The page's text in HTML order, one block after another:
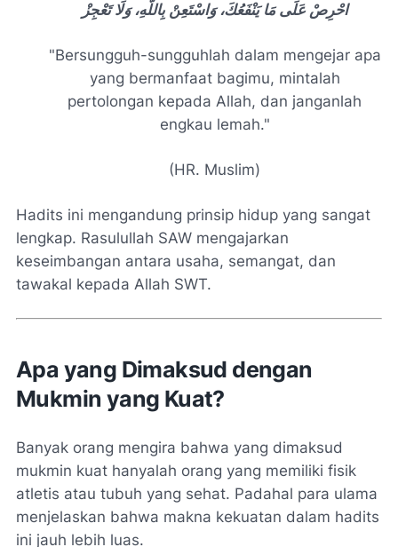
احْرِصْ عَلَى مَا يَنْفَعُكَ، وَاسْتَعِنْ بِاللَّهِ، وَلَا تَعْجِزْ
"Bersungguh-sungguhlah dalam mengejar apa
yang bermanfaat bagimu, mintalah
pertolongan kepada Allah, dan janganlah
engkau lemah."
(HR. Muslim)
Hadits ini mengandung prinsip hidup yang sangat
lengkap. Rasulullah SAW mengajarkan
keseimbangan antara usaha, semangat, dan
tawakal kepada Allah SWT.
Apa yang Dimaksud dengan
Mukmin yang Kuat?
Banyak orang mengira bahwa yang dimaksud
mukmin kuat hanyalah orang yang memiliki fisik
atletis atau tubuh yang sehat. Padahal para ulama
menjelaskan bahwa makna kekuatan dalam hadits
ini jauh lebih luas.